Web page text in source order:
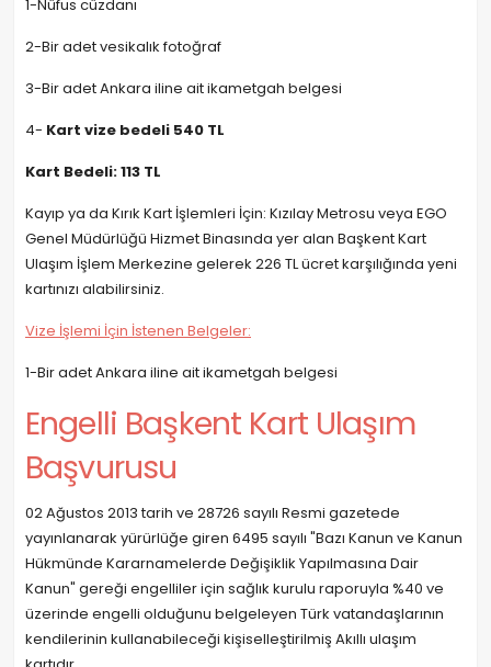
1-Nüfus cüzdanı
2-Bir adet vesikalık fotoğraf
3-Bir adet Ankara iline ait ikametgah belgesi
4- Kart vize bedeli 540 TL
Kart Bedeli: 113 TL
Kayıp ya da Kırık Kart İşlemleri İçin: Kızılay Metrosu veya EGO
Genel Müdürlüğü Hizmet Binasında yer alan Başkent Kart
Ulaşım İşlem Merkezine gelerek 226 TL ücret karşılığında yeni
kartınızı alabilirsiniz.
Vize İşlemi İçin İstenen Belgeler:
1-Bir adet Ankara iline ait ikametgah belgesi
Engelli Başkent Kart Ulaşım
Başvurusu
02 Ağustos 2013 tarih ve 28726 sayılı Resmi gazetede
yayınlanarak yürürlüğe giren 6495 sayılı "Bazı Kanun ve Kanun
Hükmünde Kararnamelerde Değişiklik Yapılmasına Dair
Kanun" gereği engelliler için sağlık kurulu raporuyla %40 ve
üzerinde engelli olduğunu belgeleyen Türk vatandaşlarının
kendilerinin kullanabileceği kişiselleştirilmiş Akıllı ulaşım